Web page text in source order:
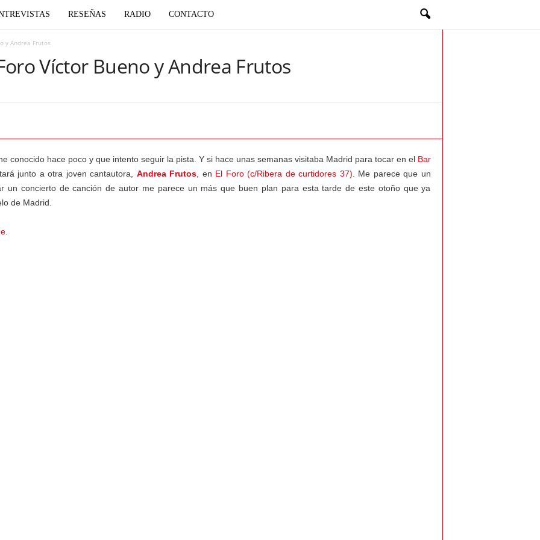
RESEÑAS RADIO CONTACTO
y Andrea Frutos
Víctor Bueno y Andrea Frutos
conocido hace poco y que intento seguir la pista. Y si hace unas semanas visitaba Madrid para tocar en el Bar
junto a otra joven cantautora, Andrea Frutos , en El Foro (c/Ribera de curtidores 37) . Me parece que un
un concierto de canción de autor me parece un más que buen plan para esta tarde de este otoño que ya
de Madrid.
.